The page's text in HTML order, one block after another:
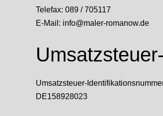
Telefax: 089 / 705117
E-Mail: info@maler-romanow.de
Umsatzsteuer-
DE158928023